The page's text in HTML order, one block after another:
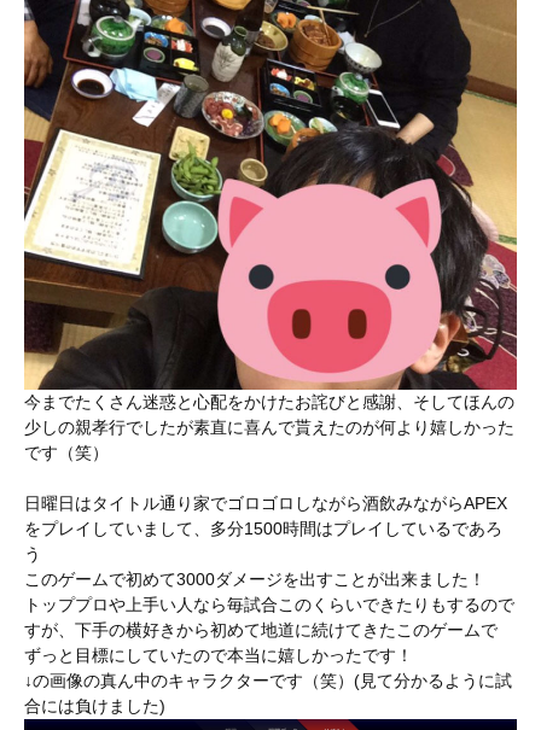
今までたくさん迷惑と心配をかけたお詫びと感謝、そしてほんの
少しの親孝行でしたが素直に喜んで貰えたのが何より嬉しかった
です（笑）
日曜日はタイトル通り家でゴロゴロしながら酒飲みながらAPEX
をプレイしていまして、多分1500時間はプレイしているであろ
う
このゲームで初めて3000ダメージを出すことが出来ました！
トッププロや上手い人なら毎試合このくらいできたりもするので
すが、下手の横好きから初めて地道に続けてきたこのゲームで
ずっと目標にしていたので本当に嬉しかったです！
↓の画像の真ん中のキャラクターです（笑）(見て分かるように試
合には負けました)